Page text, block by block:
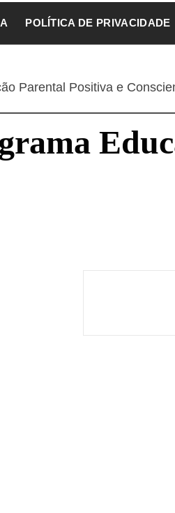
POLÍTICA DE PRIVACIDADE
Parental Positiva e